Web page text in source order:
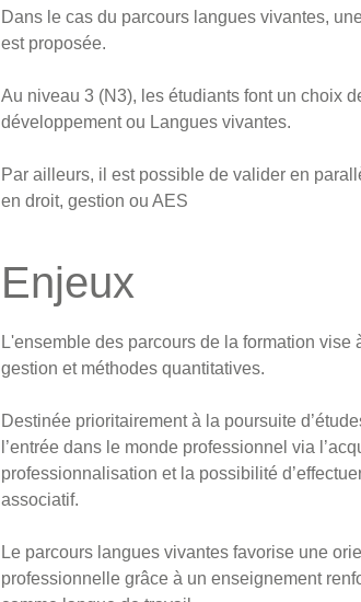
Dans le cas du parcours langues vivantes,
est proposée.
Au niveau 3 (N3), les étudiants font un choix
développement ou Langues vivantes.
Par ailleurs, il est possible de valider en
en droit, gestion ou AES
Enjeux
L'ensemble des parcours de la formation
gestion et méthodes quantitatives.
Destinée prioritairement à la poursuite
l’entrée dans le monde professionnel via
professionnalisation et la possibilité
associatif.
Le parcours langues vivantes favorise une
professionnelle grâce à un enseignement